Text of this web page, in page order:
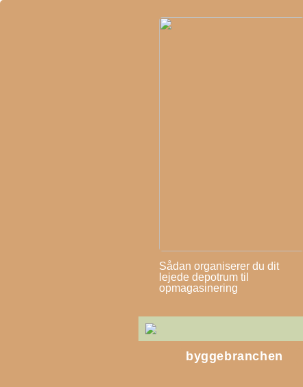
Sådan organiserer du dit
lejede depotrum til
opmagasinering
byggebranchen